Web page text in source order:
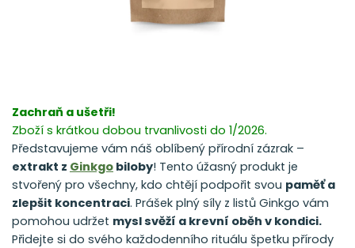
Zachraň a ušetři!
Zboží s krátkou dobou trvanlivosti do 1/2026.
Představujeme vám náš oblíbený přírodní zázrak –
extrakt z Ginkgo biloby! Tento úžasný produkt je
stvořený pro všechny, kdo chtějí podpořit svou paměť a
zlepšit koncentraci. Prášek plný síly z listů Ginkgo vám
pomohou udržet mysl svěží a krevní oběh v kondici.
Přidejte si do svého každodenního rituálu špetku přírody